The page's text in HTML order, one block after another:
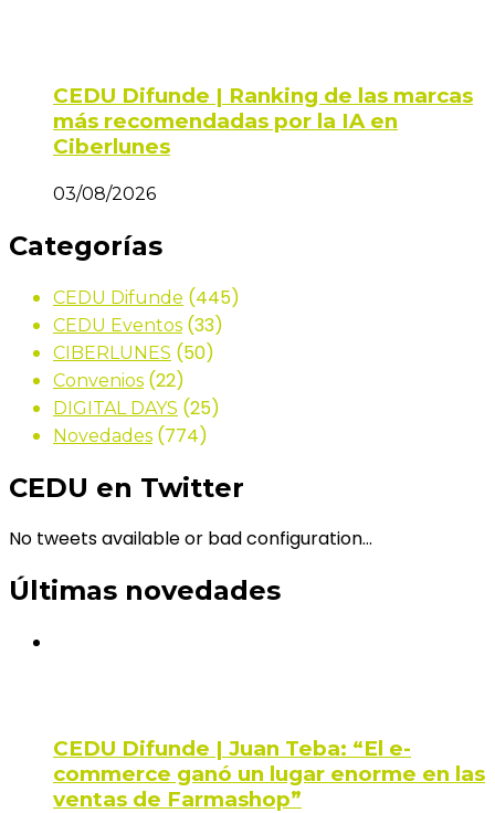
CEDU Difunde | Ranking de las marcas
más recomendadas por la IA en
Ciberlunes
03/08/2026
Categorías
CEDU Difunde (445)
CEDU Eventos (33)
CIBERLUNES (50)
Convenios (22)
DIGITAL DAYS (25)
Novedades (774)
CEDU en Twitter
No tweets available or bad configuration...
Últimas novedades
CEDU Difunde | Juan Teba: “El e-
commerce ganó un lugar enorme en las
ventas de Farmashop”